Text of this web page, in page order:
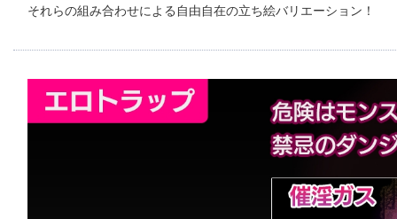
それらの組み合わせによる自由自在の立ち絵バリエーション！